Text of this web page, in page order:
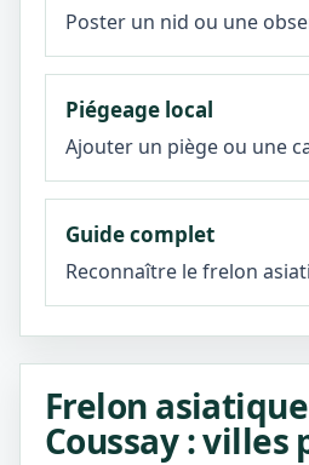
Poster un nid ou une
Piégeage local
Ajouter un piège ou une
Guide complet
Reconnaître le frelon
Frelon
Coussay : villes